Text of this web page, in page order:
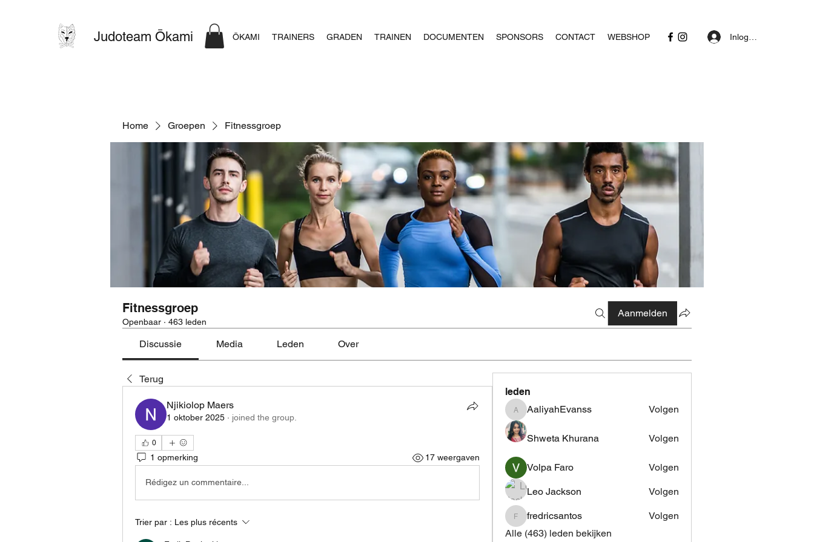
Judoteam Ōkami ŌKAMI TRAINERS GRADEN TRAINEN DOCUMENTEN SPONSORS CONTACT WEBSHOP Inloggen
Home Groepen Fitnessgroep
Fitnessgroep
Openbaar · 463 leden
Aanmelden
Discussie Media Leden Over
Terug
Njikiolop Maers
1 oktober 2025 · joined the group.
0
1 opmerking 17 weergaven
Rédigez un commentaire...
Trier par : Les plus récents
leden
AaliyahEvanss
AaliyahEvanss Volgen
Shweta Khurana Volgen
Volpa Faro Volgen
Leo Jackson Volgen
fredricsantos
fredricsantos
Volgen
Alle (463) leden bekijken